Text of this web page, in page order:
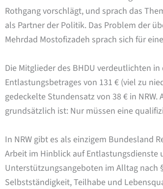
Rothgang vorschlägt, und sprach das
als Partner der Politik. Das Problem der
Mehrdad Mostofizadeh sprach sich für
Die Mitglieder des BHDU verdeutlichten
Entlastungsbetrages von 131 € (viel zu
gedeckelte Stundensatz von 38 € in
grundsätzlich ist: Nur müssen eine
In NRW gibt es als einzigem Bundesland
Arbeit im Hinblick auf
Unterstützungsangeboten im Alltag nach
Selbstständigkeit, Teilhabe und